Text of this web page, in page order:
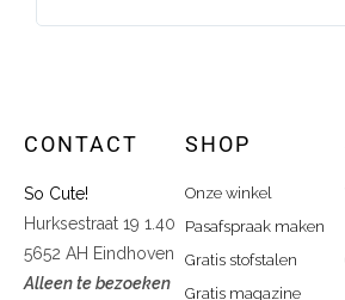
CONTACT
So Cute!
Hurksestraat 19 1.40
5652 AH Eindhoven
Alleen te bezoeken
SHOP
Onze winkel
Pasafspraak maken
Gratis stofstalen
Gratis magazine